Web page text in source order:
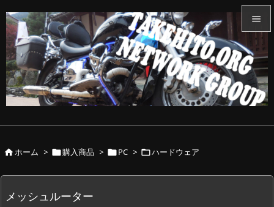


メニュ

サイド


ホーム > 購入商品 > PC > ハードウェア
メッシュルーター